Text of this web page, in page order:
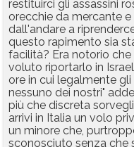
restituirci gli assassini
orecchie da mercante
dall'andare a
questo rapimento sia
facilità? Era notorio
voluto riportarlo in
ore in cui legalmente
nessuno dei nostri"
più che discreta
arrivi in Italia un volo
un minore che,
sconosciuto senza che